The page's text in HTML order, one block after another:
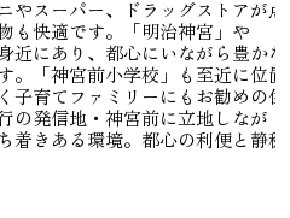
やスーパー、ドラッグストアが点
も快適です。「明治神宮」や
近にあり、都心にいながら豊かな
。「神宮前小学校」も至近に位置
子育てファミリーにもお勧めの住
の発信地・神宮前に立地しなが
着きある環境。都心の利便と静穏